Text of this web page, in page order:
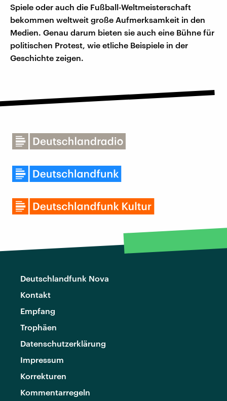
Spiele oder auch die Fußball-Weltmeisterschaft
bekommen weltweit große Aufmerksamkeit in den
Medien. Genau darum bieten sie auch eine Bühne für
politischen Protest, wie etliche Beispiele in der
Geschichte zeigen.
Deutschlandfunk Nova
Kontakt
Empfang
Trophäen
Datenschutzerklärung
Impressum
Korrekturen
Kommentarregeln